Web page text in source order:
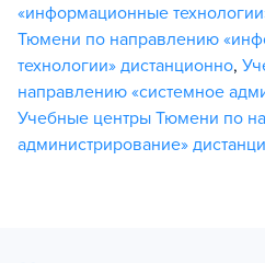
«информационные
Тюмени по направлению
технологии» дистанционно,
направлению «системное
Учебные центры Тюмени по
администрирование»